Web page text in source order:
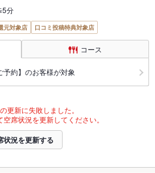
5分
元対象店 口コミ投稿特典対象店
コース
約】のお客様が対象
更新に失敗しました。
席状況を更新してください。
状況を更新する